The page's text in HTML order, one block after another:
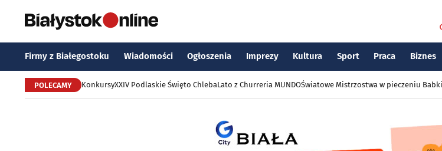
Firmy z Białegostoku Wiadomości Ogłoszenia Imprezy Kultura Sport Praca Biznes
POLECAMY KonkursyXXIV Podlaskie Święto ChlebaLato z Churreria MUNDOŚwiatowe Mistrzostwa w pieczeniu